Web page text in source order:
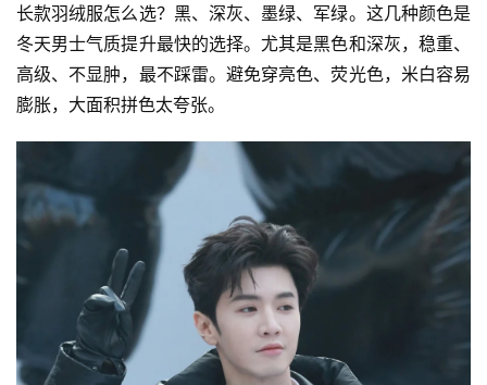
长款羽绒服怎么选？黑、深灰、墨绿、军绿。这几种颜色是
冬天男士气质提升最快的选择。尤其是黑色和深灰，稳重、
高级、不显肿，最不踩雷。避免穿亮色、荧光色，米白容易
膨胀，大面积拼色太夸张。